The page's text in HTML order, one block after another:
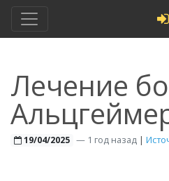
Лечение
19/04/2025 —1 год назад |